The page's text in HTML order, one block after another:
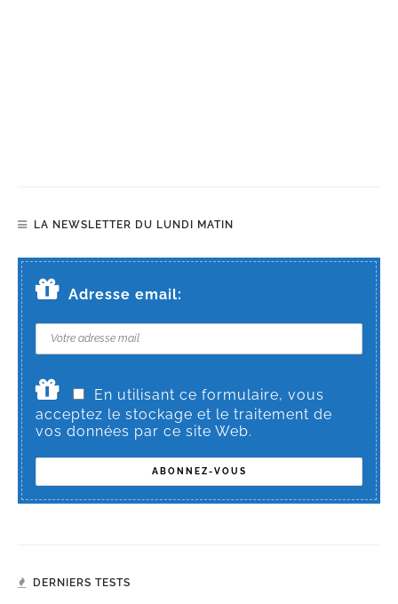
LA NEWSLETTER DU LUNDI MATIN
Adresse email:
En utilisant ce formulaire, vous
acceptez le stockage et le traitement de
vos données par ce site Web.
DERNIERS TESTS